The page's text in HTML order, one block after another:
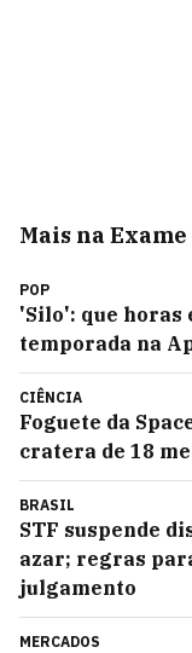
Mais na Exame
POP
'Silo': que horas
temporada na
CIÊNCIA
Foguete da
cratera de 18
BRASIL
STF suspende
azar; regras
julgamento
MERCADOS